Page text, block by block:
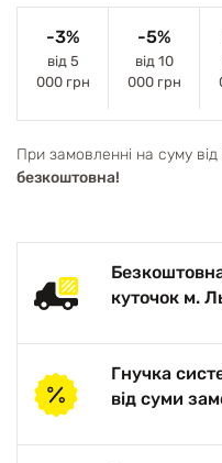
-3%
від 5
000 грн
-5%
від 10
000 грн
При замовленні на суму
безкоштовна!
куточок м.
Гнучка
від суми